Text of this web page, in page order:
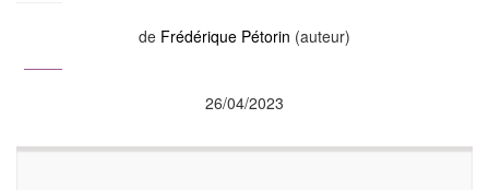
de Frédérique Pétorin (auteur)
26/04/2023